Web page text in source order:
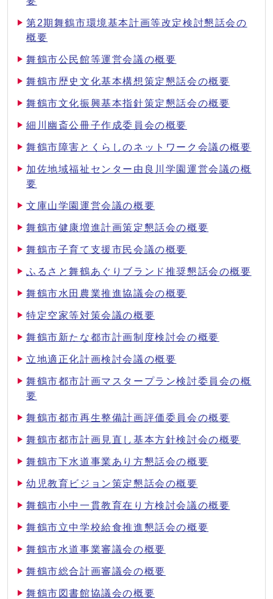
第2期舞鶴市環境基本計画等改定検討懇話会の
概要
舞鶴市公民館等運営会議の概要
舞鶴市歴史文化基本構想策定懇話会の概要
舞鶴市文化振興基本指針策定懇話会の概要
細川幽斎公冊子作成委員会の概要
舞鶴市障害とくらしのネットワーク会議の概要
加佐地域福祉センター由良川学園運営会議の概
要
文庫山学園運営会議の概要
舞鶴市健康増進計画策定懇話会の概要
舞鶴市子育て支援市民会議の概要
ふるさと舞鶴あぐりブランド推奨懇話会の概要
舞鶴市水田農業推進協議会の概要
特定空家等対策会議の概要
舞鶴市新たな都市計画制度検討会の概要
立地適正化計画検討会議の概要
舞鶴市都市計画マスタープラン検討委員会の概
要
舞鶴市都市再生整備計画評価委員会の概要
舞鶴市都市計画見直し基本方針検討会の概要
舞鶴市下水道事業あり方懇話会の概要
幼児教育ビジョン策定懇話会の概要
舞鶴市小中一貫教育在り方検討会議の概要
舞鶴市立中学校給食推進懇話会の概要
舞鶴市水道事業審議会の概要
舞鶴市総合計画審議会の概要
舞鶴市図書館協議会の概要